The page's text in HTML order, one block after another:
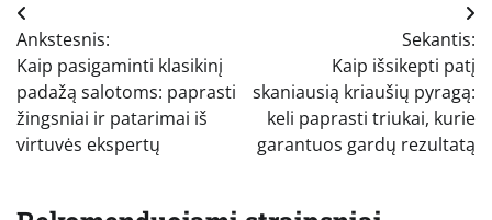
Navigacija
tarp
įrašų
Ankstesnis:
Kaip pasigaminti klasikinį
padažą salotoms: paprasti
žingsniai ir patarimai iš
virtuvės ekspertų
Sekantis:
Kaip išsikepti patį
skaniausią kriaušių pyragą:
keli paprasti triukai, kurie
garantuos gardų rezultatą